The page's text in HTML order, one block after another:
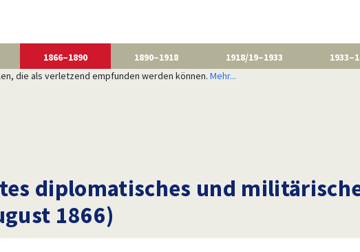
1866–1890 1890–1918 1918/19–1933
die als verletzend empfunden werden können. Mehr...
diplomatisches und
1866)